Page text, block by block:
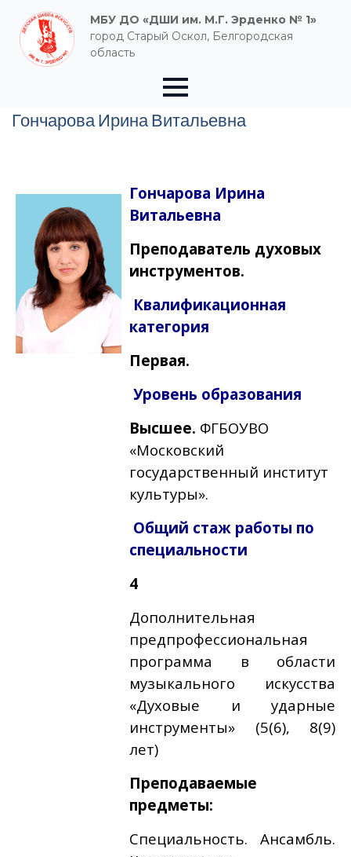
МБУ ДО «ДШИ им. М.Г. Эрденко № 1»
город Старый Оскол, Белгородская
область
Гончарова Ирина Витальевна
Гончарова Ирина
Витальевна
Преподаватель духовых
инструментов.
Квалификационная
категория
Первая.
Уровень образования
Высшее. ФГБОУВО
«Московский
государственный институт
культуры».
Общий стаж работы по
специальности
4
Дополнительная
предпрофессиональная
программа в области
музыкального искусства
«Духовые и ударные
инструменты» (5(6), 8(9)
лет)
Преподаваемые
предметы:
Специальность. Ансамбль.